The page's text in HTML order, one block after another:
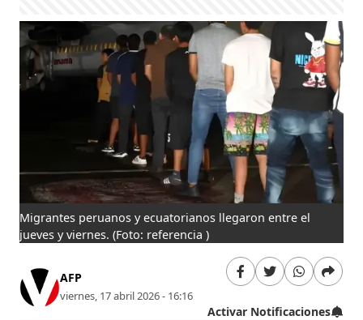
Migrantes peruanos y ecuatorianos llegaron entre el
jueves y viernes. (Foto: referencia )
AFP
viernes, 17 abril 2026 - 16:16
Activar Notificaciones